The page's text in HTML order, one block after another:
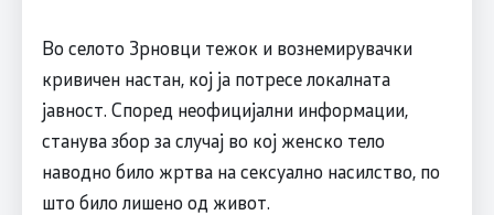
Во селото Зрновци тежок и вознемирувачки
кривичен настан, кој ја потресе локалната
јавност. Според неофицијални информации,
станува збор за случај во кој женско тело
наводно било жртва на сексуално насилство, по
што било лишено од живот.